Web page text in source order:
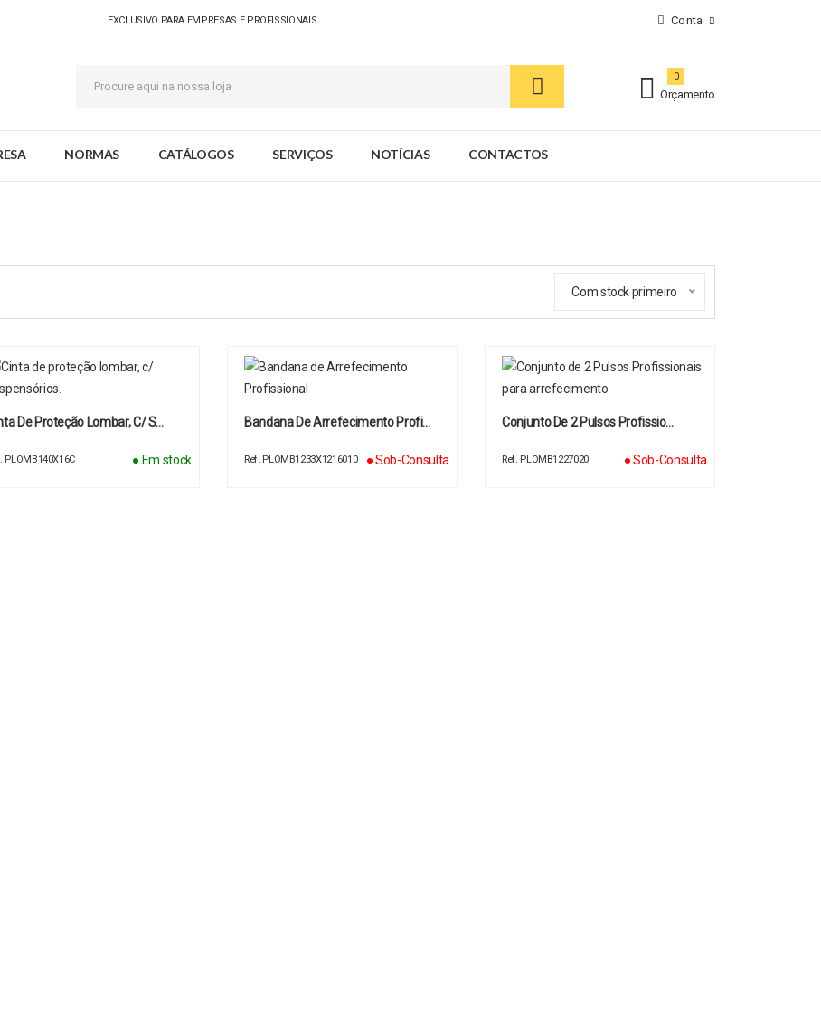
EXCLUSIVO PARA EMPRESAS E PROFISSIONAIS. Conta
Orçamento
0
NORMAS CATÁLOGOS SERVIÇOS NOTÍCIAS CONTACTOS
Com stock primeiro
De Proteção Lombar, C/ S…
PLOMB140X16C ● Em stock
Bandana De Arrefecimento Profi…
Ref. PLOMB1233X1216010 ● Sob-Consulta
Conjunto De 2 Pulsos Profissio…
Ref. PLOMB1227020 ● Sob-Consulta